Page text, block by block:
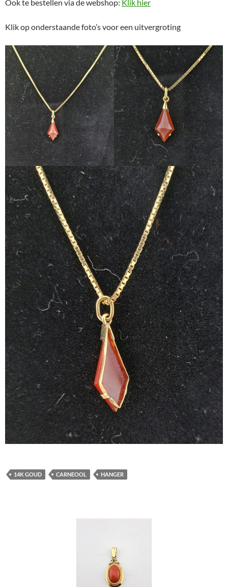
Ook te bestellen via de webshop: Klik hier
Klik op onderstaande foto’s voor een uitvergroting
14K GOUD CARNEOOL HANGER